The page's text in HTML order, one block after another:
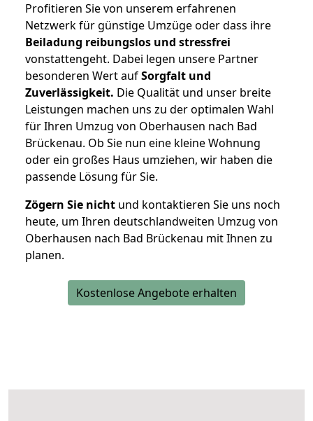
Profitieren Sie von unserem erfahrenen
Netzwerk für günstige Umzüge oder dass ihre
Beiladung reibungslos und stressfrei
vonstattengeht. Dabei legen unsere Partner
besonderen Wert aufSorgfalt und
Zuverlässigkeit. Die Qualität und unser breite
Leistungen machen uns zu der optimalen Wahl
für Ihren Umzug von Oberhausen nach Bad
Brückenau. Ob Sie nun eine kleine Wohnung
oder ein großes Haus umziehen, wir haben die
passende Lösung für Sie.
Zögern Sie nicht und kontaktieren Sie uns noch
heute, um Ihren deutschlandweiten Umzug von
Oberhausen nach Bad Brückenau mit Ihnen zu
planen.
Kostenlose Angebote erhalten